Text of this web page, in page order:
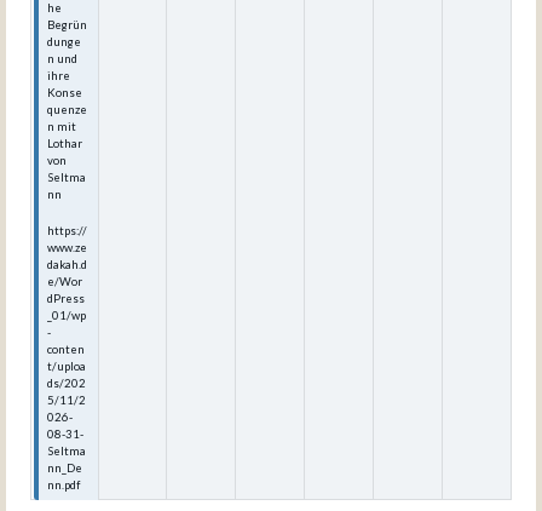
he
Begrün
dunge
n und
ihre
Konse
quenze
n mit
Lothar
von
Seltma
nn
https://
www.ze
dakah.d
e/Wor
dPress
_01/wp
-
conten
t/uploa
ds/202
5/11/2
026-
08-31-
Seltma
nn_De
nn.pdf